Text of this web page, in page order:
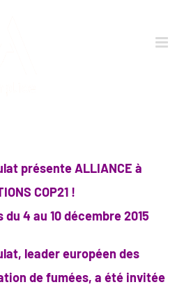
présente ALLIANCE à
COP21 !
du 4 au 10 décembre 2015
leader européen des
de fumées, a été invitée